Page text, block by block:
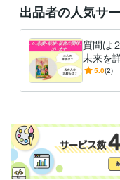
に関するお話の傾聴&助言
悩み相談 傾聴 チャット
恋愛
占い タロット占いでも
タロット占い チャット
出品者の人気サ
質問は
未来を
い・交
なく
5.0(2)